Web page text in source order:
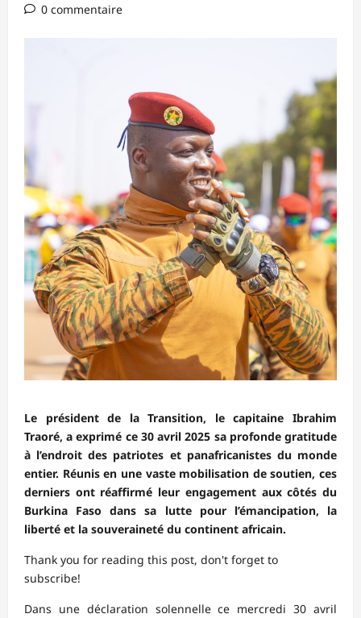
0 commentaire
Le président de la Transition, le capitaine Ibrahim
Traoré, a exprimé ce 30 avril 2025 sa profonde gratitude
à l’endroit des patriotes et panafricanistes du monde
entier. Réunis en une vaste mobilisation de soutien, ces
derniers ont réaffirmé leur engagement aux côtés du
Burkina Faso dans sa lutte pour l’émancipation, la
liberté et la souveraineté du continent africain.
Thank you for reading this post, don't forget to
subscribe!
Dans une déclaration solennelle ce mercredi 30 avril